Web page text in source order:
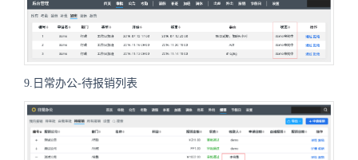
9.日常办公-待报销列表